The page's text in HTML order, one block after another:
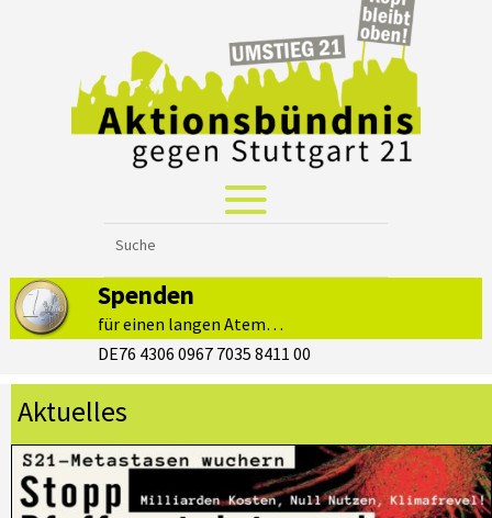
Spenden
für einen langen Atem…
DE76 4306 0967 7035 8411 00
Aktuelles